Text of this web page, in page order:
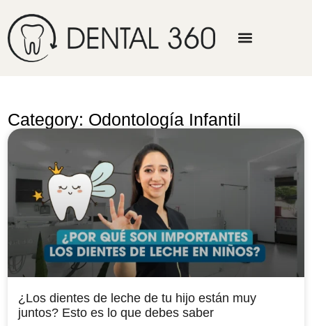
Category: Odontología Infantil
¿Los dientes de leche de tu hijo están muy
juntos? Esto es lo que debes saber